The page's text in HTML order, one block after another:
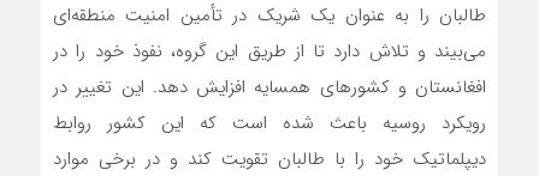
طالبان را به عنوان یک شریک در تأمین امنیت منطقه‌ای
می‌بیند و تلاش دارد تا از طریق این گروه، نفوذ خود را در
افغانستان و کشورهای همسایه افزایش دهد. این تغییر در
رویکرد روسیه باعث شده است که این کشور روابط
دیپلماتیک خود را با طالبان تقویت کند و در برخی موارد